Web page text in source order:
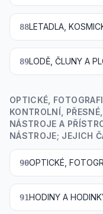
88
89LODĚ, ČLUNY A
OPTICKÉ,
KONTROLNÍ,
NÁSTROJE A
NÁSTROJE; JEJICH
90
91HODINY A